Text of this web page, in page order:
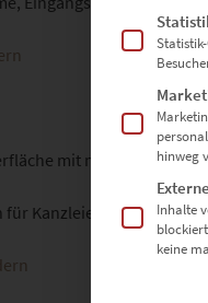
mit natürlicher
für Kanzleien, Praxen
hinweg
Inhalte
keine